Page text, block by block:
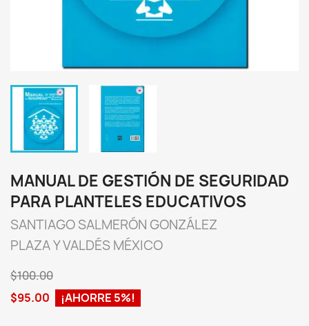
MANUAL DE GESTIÓN DE SEGURIDAD
PARA PLANTELES EDUCATIVOS
SANTIAGO SALMERÓN GONZÁLEZ
PLAZA Y VALDÉS MÉXICO
$100.00
$95.00
¡AHORRE 5%!